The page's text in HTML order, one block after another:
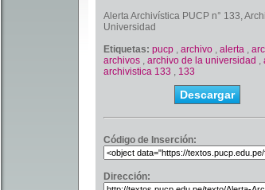
Alerta Archivística PUCP n° 133,
Universidad
Etiquetas: pucp , archivo , alerta ,
archivos , archivo de la universidad ,
archivistica 133 , 133
Descargar
Código de Inserción:
Dirección: